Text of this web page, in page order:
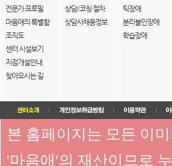
전문가 프로필
마음애의 특별함
조직도
센터 시설보기
지점개설안내
찾아오시는 길
상담/코칭 절차
상담사채용정보
틱장애
분리불안장애
학습장애
본 홈페이지는 모든 이
'마음애'의 재산이므로